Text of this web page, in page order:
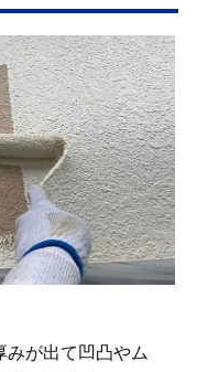
が出て凹凸やム